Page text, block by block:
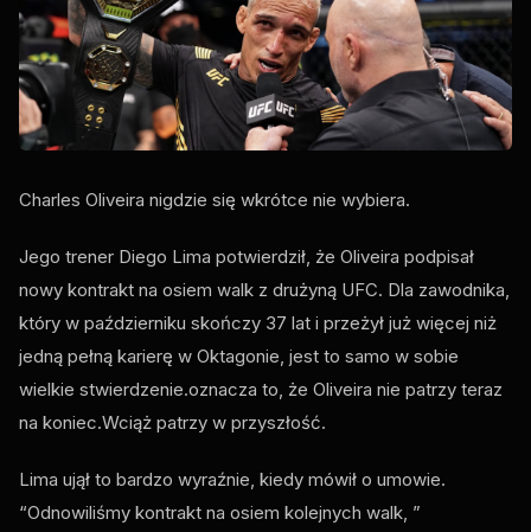
Charles Oliveira nigdzie się wkrótce nie wybiera.
Jego trener Diego Lima potwierdził, że Oliveira podpisał
nowy kontrakt na osiem walk z drużyną UFC. Dla zawodnika,
który w październiku skończy 37 lat i przeżył już więcej niż
jedną pełną karierę w Oktagonie, jest to samo w sobie
wielkie stwierdzenie.oznacza to, że Oliveira nie patrzy teraz
na koniec.Wciąż patrzy w przyszłość.
Lima ujął to bardzo wyraźnie, kiedy mówił o umowie.
“Odnowiliśmy kontrakt na osiem kolejnych walk, ”